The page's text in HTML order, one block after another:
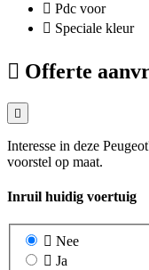
Pdc voor
Speciale kleur
Offerte
Interesse in deze
voorstel op maat.
Inruil huidig voertuig
Nee
Ja